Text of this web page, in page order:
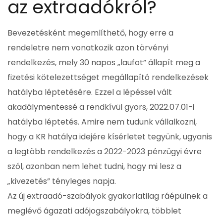
az extraadókról?
Bevezetésként megemlíthető, hogy erre a
rendeletre nem vonatkozik azon törvényi
rendelkezés, mely 30 napos „laufot” állapít meg a
fizetési kötelezettséget megállapító rendelkezések
hatályba léptetésére. Ezzel a lépéssel vált
akadálymentessé a rendkívül gyors, 2022.07.01-i
hatályba léptetés. Amire nem tudunk vállalkozni,
hogy a KR hatálya idejére kísérletet tegyünk, ugyanis
a legtöbb rendelkezés a 2022-2023 pénzügyi évre
szól, azonban nem lehet tudni, hogy mi lesz a
„kivezetés” tényleges napja.
Az új extraadó-szabályok gyakorlatilag ráépülnek a
meglévő ágazati adójogszabályokra, többlet